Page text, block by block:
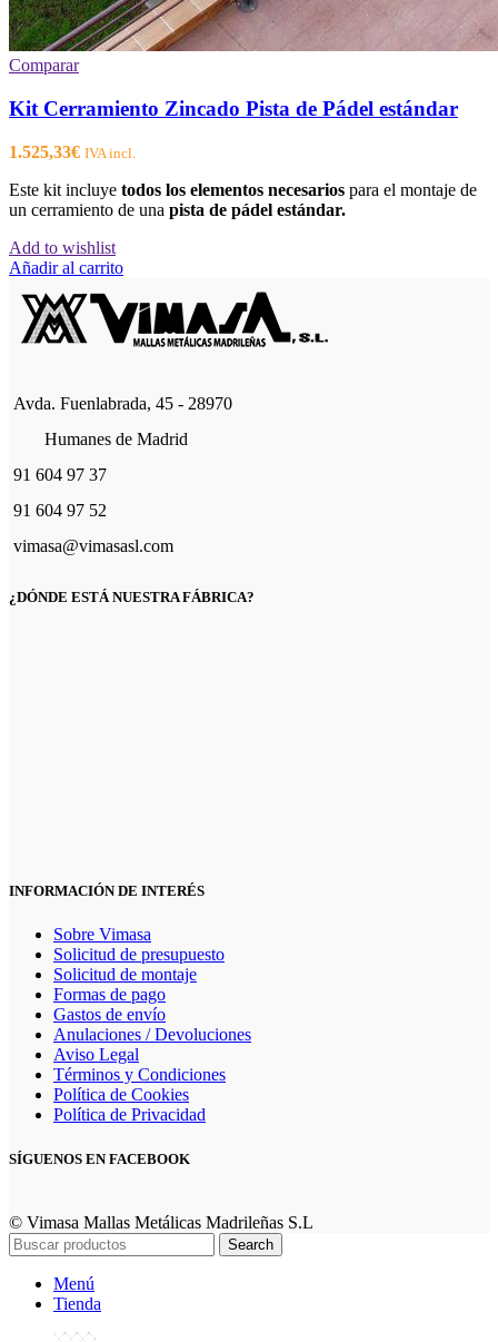
Comparar
Kit Cerramiento Zincado Pista de Pádel estándar
1.525,33€ IVA incl.
Este kit incluye todos los elementos necesarios para el montaje de
un cerramiento de una pista de pádel estándar.
Add to wishlist
Añadir al carrito
Avda. Fuenlabrada, 45 - 28970
Humanes de Madrid
91 604 97 37
91 604 97 52
vimasa@vimasasl.com
¿DÓNDE ESTÁ NUESTRA FÁBRICA?
INFORMACIÓN DE INTERÉS
Sobre Vimasa
Solicitud de presupuesto
Solicitud de montaje
Formas de pago
Gastos de envío
Anulaciones / Devoluciones
Aviso Legal
Términos y Condiciones
Política de Cookies
Política de Privacidad
SÍGUENOS EN FACEBOOK
© Vimasa Mallas Metálicas Madrileñas S.L
Search
Menú
Tienda